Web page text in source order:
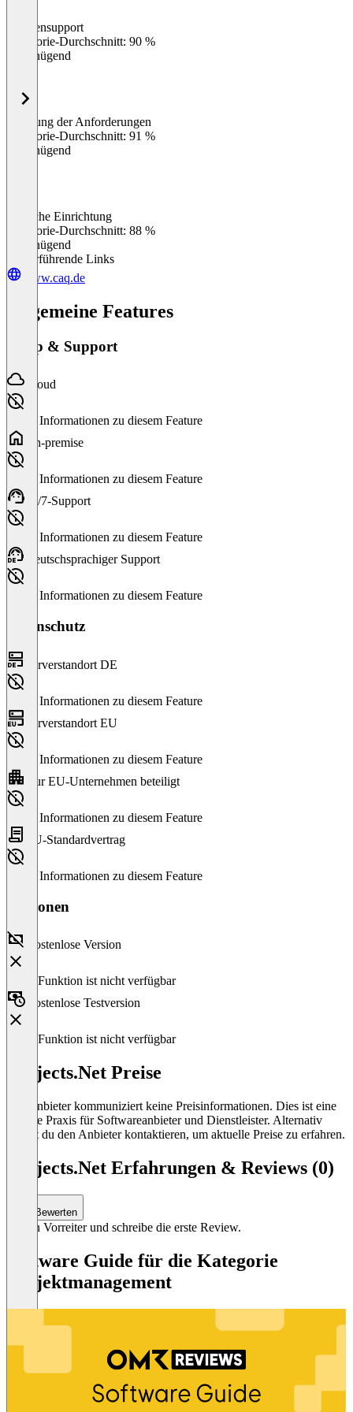
Kundensupport
Kategorie-Durchschnitt: 90 %
Ungenügend
Erfüllung der Anforderungen
Kategorie-Durchschnitt: 91 %
Ungenügend
Einfache Einrichtung
Kategorie-Durchschnitt: 88 %
Ungenügend
Weiterführende Links
www.caq.de
Allgemeine Features
Setup & Support
Cloud
Keine Informationen zu diesem Feature
On-premise
Keine Informationen zu diesem Feature
24/7-Support
Keine Informationen zu diesem Feature
Deutschsprachiger Support
Keine Informationen zu diesem Feature
Datenschutz
Serverstandort DE
Keine Informationen zu diesem Feature
Serverstandort EU
Keine Informationen zu diesem Feature
Nur EU-Unternehmen beteiligt
Keine Informationen zu diesem Feature
EU-Standardvertrag
Keine Informationen zu diesem Feature
Versionen
Kostenlose Version
Diese Funktion ist nicht verfügbar
Kostenlose Testversion
Diese Funktion ist nicht verfügbar
Projects.Net Preise
Der Anbieter kommuniziert keine Preisinformationen. Dies ist eine
übliche Praxis für Softwareanbieter und Dienstleister. Alternativ
kannst du den Anbieter kontaktieren, um aktuelle Preise zu erfahren.
Projects.Net Erfahrungen & Reviews (0)
Bewerten
Sei ein Vorreiter und schreibe die erste Review.
Software Guide für die Kategorie
Projektmanagement